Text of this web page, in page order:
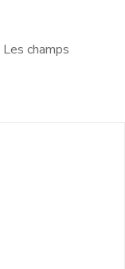
Les champs